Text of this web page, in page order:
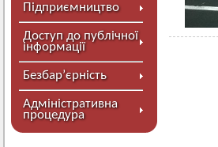
Підприємництво
Доступ до публічної
інформації
Безбар’єрність
Адміністративна
процедура